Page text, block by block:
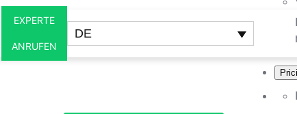
EXPERTE
ANRUFEN
DE